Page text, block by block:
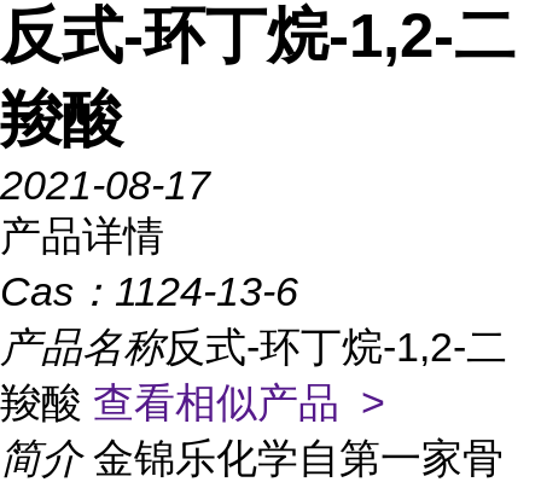
反式-环丁烷-1,2-二
羧酸
2021-08-17
产品详情
Cas： 1124-13-6
产品名称反式-环丁烷-1,2-二
羧酸 查看相似产品 >
简介 金锦乐化学自第一家骨